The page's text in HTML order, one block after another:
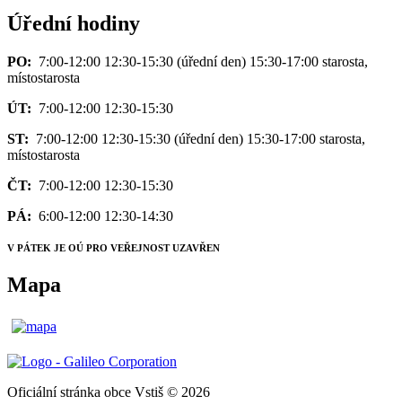
Úřední hodiny
PO: 7:00-12:00 12:30-15:30 (úřední den) 15:30-17:00 starosta,
místostarosta
ÚT: 7:00-12:00 12:30-15:30
ST: 7:00-12:00 12:30-15:30 (úřední den) 15:30-17:00 starosta,
místostarosta
ČT: 7:00-12:00 12:30-15:30
PÁ: 6:00-12:00 12:30-14:30
V PÁTEK JE OÚ PRO VEŘEJNOST UZAVŘEN
Mapa
Oficiální stránka obce Vstiš © 2026